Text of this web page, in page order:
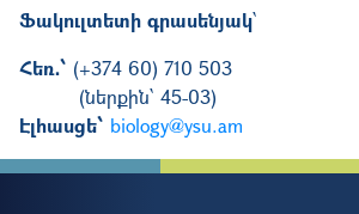
Ֆակուլտետի գրասենյակ՝
Հեռ․՝ (+374 60) 710 503
(ներքին՝ 45-03)
Էլհասցե՝ biology@ysu.am